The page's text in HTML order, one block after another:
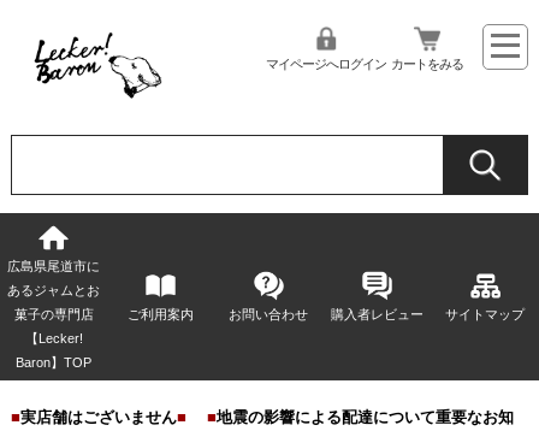
マイページへログイン カートをみる
広島県尾道市に
あるジャムとお
菓子の専門店
【Lecker!
Baron】TOP
ご利用案内 お問い合わせ 購入者レビュー サイトマップ
■実店舗はございません■ ■地震の影響による配達について重要なお知